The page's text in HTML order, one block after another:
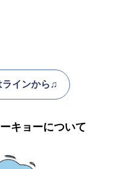
ラインから♫
キョーについて